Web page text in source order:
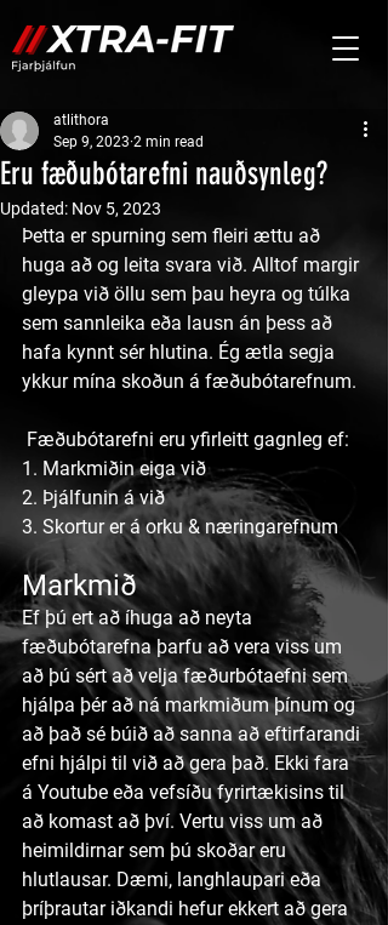
Eru fæðubótarefni nauðsynleg?
atlithora
Sep 9, 2023 2 min read
Updated: Nov 5, 2023
Þetta er spurning sem fleiri ættu að
huga að og leita svara við. Alltof margir
gleypa við öllu sem þau heyra og túlka
sem sannleika eða lausn án þess að
hafa kynnt sér hlutina. Ég ætla segja
ykkur mína skoðun á fæðubótarefnum.
Fæðubótarefni eru yfirleitt gagnleg ef:
1. Markmiðin eiga við
2. Þjálfunin á við
3. Skortur er á orku & næringarefnum
Markmið
Ef þú ert að íhuga að neyta
fæðubótarefna þarfu að vera viss um
að þú sért að velja fæðurbótaefni sem
hjálpa þér að ná markmiðum þínum og
að það sé búið að sanna að eftirfarandi
efni hjálpi til við að gera það. Ekki fara
á Youtube eða vefsíðu fyrirtækisins til
að komast að því. Vertu viss um að
heimildirnar sem þú skoðar eru
hlutlausar. Dæmi, langhlaupari eða
þríþrautar iðkandi hefur ekkert að gera